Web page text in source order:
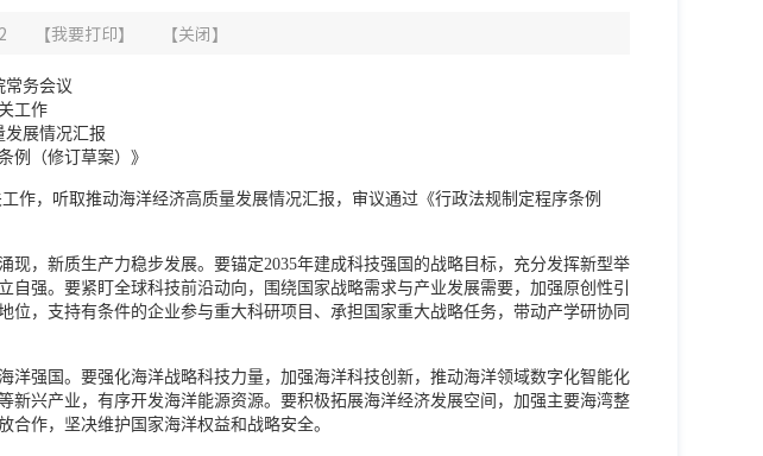
【我要打印】 【关闭】
常务会议
工作
发展情况汇报
例（修订草案）》
作，听取推动海洋经济高质量发展情况汇报，审议通过《行政法规制定程序条例
，新质生产力稳步发展。要锚定2035年建成科技强国的战略目标，充分发挥新型举
强。要紧盯全球科技前沿动向，围绕国家战略需求与产业发展需要，加强原创性引
，支持有条件的企业参与重大科研项目、承担国家重大战略任务，带动产学研协同
强国。要强化海洋战略科技力量，加强海洋科技创新，推动海洋领域数字化智能化
兴产业，有序开发海洋能源资源。要积极拓展海洋经济发展空间，加强主要海湾整
作，坚决维护国家海洋权益和战略安全。